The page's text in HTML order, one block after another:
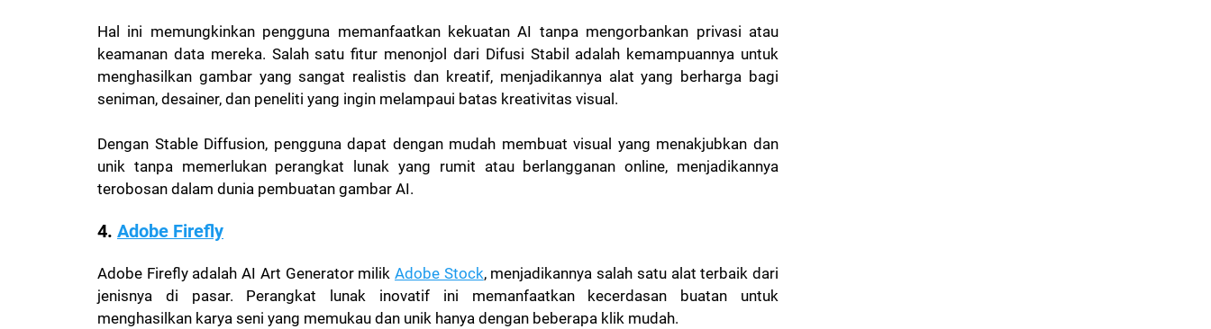
Hal ini memungkinkan pengguna memanfaatkan kekuatan AI tanpa mengorbankan privasi atau
keamanan data mereka. Salah satu fitur menonjol dari Difusi Stabil adalah kemampuannya untuk
menghasilkan gambar yang sangat realistis dan kreatif, menjadikannya alat yang berharga bagi
seniman, desainer, dan peneliti yang ingin melampaui batas kreativitas visual.
Dengan Stable Diffusion, pengguna dapat dengan mudah membuat visual yang menakjubkan dan
unik tanpa memerlukan perangkat lunak yang rumit atau berlangganan online, menjadikannya
terobosan dalam dunia pembuatan gambar AI.
4. Adobe Firefly
Adobe Firefly adalah AI Art Generator milik Adobe Stock, menjadikannya salah satu alat terbaik dari
jenisnya di pasar. Perangkat lunak inovatif ini memanfaatkan kecerdasan buatan untuk
menghasilkan karya seni yang memukau dan unik hanya dengan beberapa klik mudah.